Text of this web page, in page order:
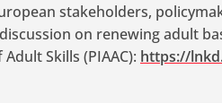
stakeholders,
on renewing adult
Skills (PIAAC): https://